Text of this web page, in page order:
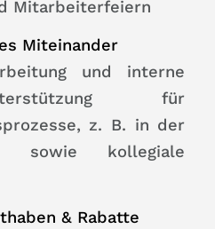
Mitarbeiterfeiern
Miteinander
und interne
für
z. B. in der
sowie kollegiale
& Rabatte